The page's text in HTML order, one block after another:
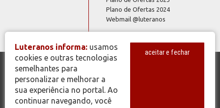
Plano de Ofertas 2024
Webmail @luteranos
© Copyright 2026 - Todos os Direitos Reservados - IECLB - Igreja
Evangélica de Confissão Luterana no Brasil - Portal Luteranos -
www.luteranos.com.br
Luteranos informa: usamos
cookies e outras tecnologias
semelhantes para
personalizar e melhorar a
sua experiência no portal. Ao
continuar navegando, você
aceitar e fechar